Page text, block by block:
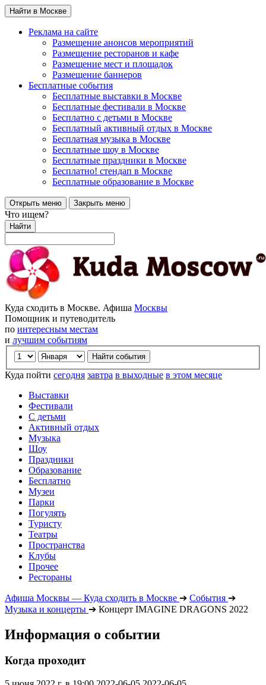
Найти в Москве
Реклама на сайте
Размещение анонсов мероприятий
Размещение ресторанов и кафе
Размещение мест и площадок
Размещение баннеров
Бесплатные события
Бесплатные выставки в Москве
Бесплатные фестивали в Москве
Бесплатно с детьми в Москве
Бесплатный активный отдых в Москве
Бесплатная музыка в Москве
Бесплатные шоу в Москве
Бесплатные праздники в Москве
Бесплатно! стендап в Москве
Бесплатные образование в Москве
Открыть меню Закрыть меню
Что ищем?
Найти
Куда сходить в Москве. Афиша Москвы
Помощник и путеводитель
по интересным местам
и лучшим событиям
Куда пойти сегодня завтра в выходные в этом месяце
Выставки
Фестивали
С детьми
Активный отдых
Музыка
Шоу
Праздники
Образование
Бесплатно
Музеи
Парки
Погулять
Туристу
Театры
Пространства
Клубы
Прочее
Рестораны
Афиша Москвы — Куда сходить в Москве ➔ События ➔
Музыка и концерты ➔ Концерт IMAGINE DRAGONS 2022
Информация о событии
Когда проходит